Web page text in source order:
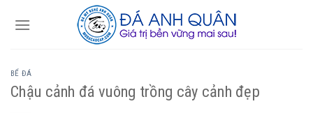
BỂ ĐÁ
Chậu cảnh đá vuông trồng cây cảnh đẹp